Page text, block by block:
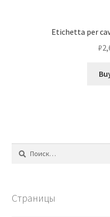
Etichetta per
₽
Найти:
Страницы